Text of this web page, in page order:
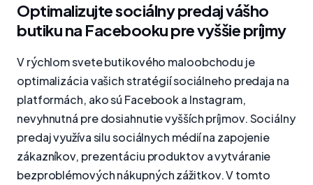
Optimalizujte sociálny predaj vášho
butiku na Facebooku pre vyššie príjmy
V rýchlom svete butikového maloobchodu je
optimalizácia vašich stratégií sociálneho predaja na
platformách, ako sú Facebook a Instagram,
nevyhnutná pre dosiahnutie vyšších príjmov. Sociálny
predaj využíva silu sociálnych médií na zapojenie
zákazníkov, prezentáciu produktov a vytváranie
bezproblémových nákupných zážitkov. V tomto